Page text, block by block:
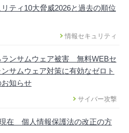
ティ10大脅威2026と過去の順位
情報セキュリティ
ランサムウェア被害 無料WEBセ
ンサムウェア対策に有効なゼロト
知らせ
サイバー攻撃
在 個人情報保護法の改正の方